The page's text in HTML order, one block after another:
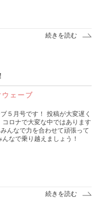
続きを読む
ウェーブ
５月号です！ 投稿が大変遅く
コロナで大変な中ではあります
んなで力を合わせて頑張って
んなで乗り越えましょう！
続きを読む